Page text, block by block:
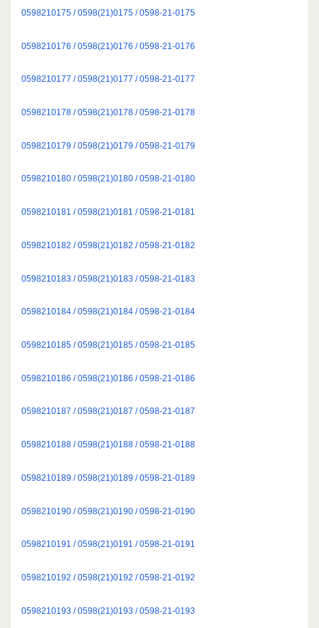
0598210175 / 0598(21)0175 / 0598-21-0175
0598210176 / 0598(21)0176 / 0598-21-0176
0598210177 / 0598(21)0177 / 0598-21-0177
0598210178 / 0598(21)0178 / 0598-21-0178
0598210179 / 0598(21)0179 / 0598-21-0179
0598210180 / 0598(21)0180 / 0598-21-0180
0598210181 / 0598(21)0181 / 0598-21-0181
0598210182 / 0598(21)0182 / 0598-21-0182
0598210183 / 0598(21)0183 / 0598-21-0183
0598210184 / 0598(21)0184 / 0598-21-0184
0598210185 / 0598(21)0185 / 0598-21-0185
0598210186 / 0598(21)0186 / 0598-21-0186
0598210187 / 0598(21)0187 / 0598-21-0187
0598210188 / 0598(21)0188 / 0598-21-0188
0598210189 / 0598(21)0189 / 0598-21-0189
0598210190 / 0598(21)0190 / 0598-21-0190
0598210191 / 0598(21)0191 / 0598-21-0191
0598210192 / 0598(21)0192 / 0598-21-0192
0598210193 / 0598(21)0193 / 0598-21-0193